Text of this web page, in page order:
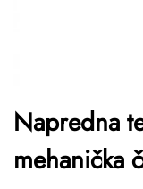
Napredna
mehanička